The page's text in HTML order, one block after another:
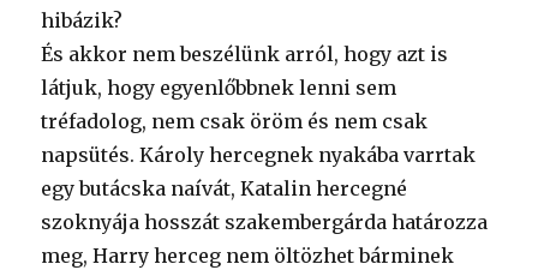
hibázik?
És akkor nem beszélünk arról, hogy azt is
látjuk, hogy egyenlőbbnek lenni sem
tréfadolog, nem csak öröm és nem csak
napsütés. Károly hercegnek nyakába varrtak
egy butácska naívát, Katalin hercegné
szoknyája hosszát szakembergárda határozza
meg, Harry herceg nem öltözhet bárminek